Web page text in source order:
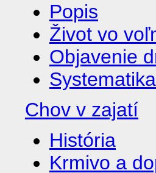
Popis
Život vo
Objavenie
Systematika
Chov v zajatí
História
Krmivo a